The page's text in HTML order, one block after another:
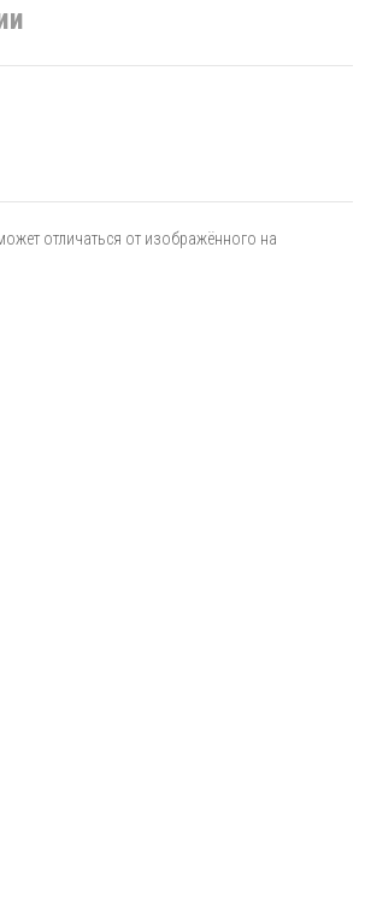
отличаться от изображённого на